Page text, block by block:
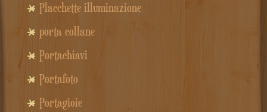
Placchette illuminazione
porta collane
Portachiavi
Portafoto
Portagioie